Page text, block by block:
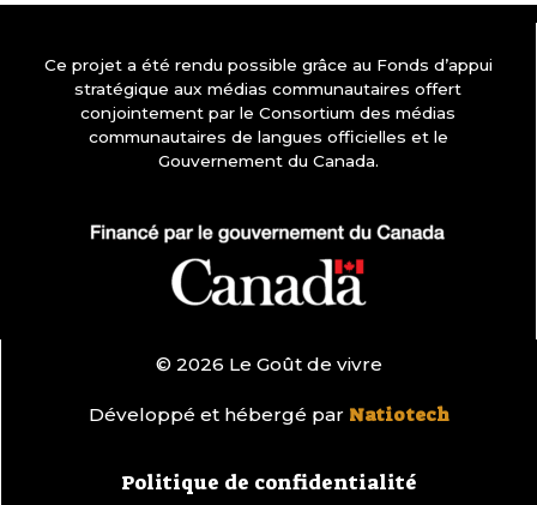
Ce projet a été rendu possible grâce au Fonds d’appui
stratégique aux médias communautaires offert
conjointement par le Consortium des médias
communautaires de langues officielles et le
Gouvernement du Canada.
© 2026 Le Goût de vivre
Développé et hébergé par Natiotech
Politique de confidentialité